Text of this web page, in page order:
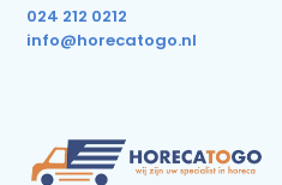
024 212 0212
info@horecatogo.nl